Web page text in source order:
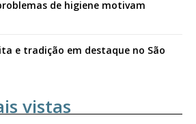
de higiene motivam
e tradição em destaque no São
vistas